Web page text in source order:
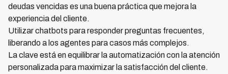
deudas vencidas es una buena práctica que mejora la
experiencia del cliente.
Utilizar chatbots para responder preguntas frecuentes,
liberando a los agentes para casos más complejos.
La clave está en equilibrar la automatización con la atención
personalizada para maximizar la satisfacción del cliente.